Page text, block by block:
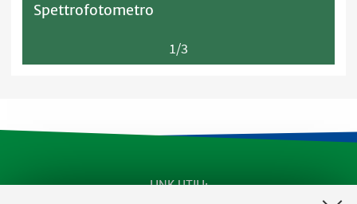
Spettrofotometro
1/3
LINK UTILI